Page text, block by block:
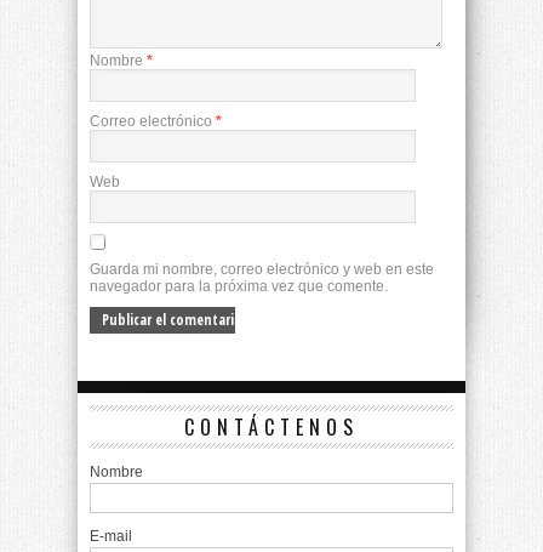
Nombre *
Correo electrónico *
Web
Guarda mi nombre, correo electrónico y web en este
navegador para la próxima vez que comente.
CONTÁCTENOS
Nombre
E-mail